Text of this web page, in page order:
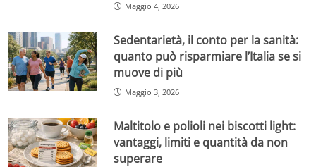
Maggio 4, 2026
Sedentarietà, il conto per la sanità:
quanto può risparmiare l’Italia se si
muove di più
Maggio 3, 2026
Maltitolo e polioli nei biscotti light:
vantaggi, limiti e quantità da non
superare